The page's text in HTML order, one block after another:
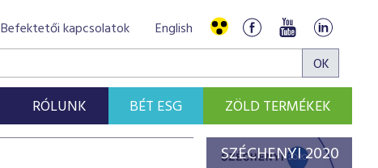
Befektetői kapcsolatok English
RÓLUNK BÉT ESG ZÖLD TERMÉKEK
SZÉCHENYI 2020